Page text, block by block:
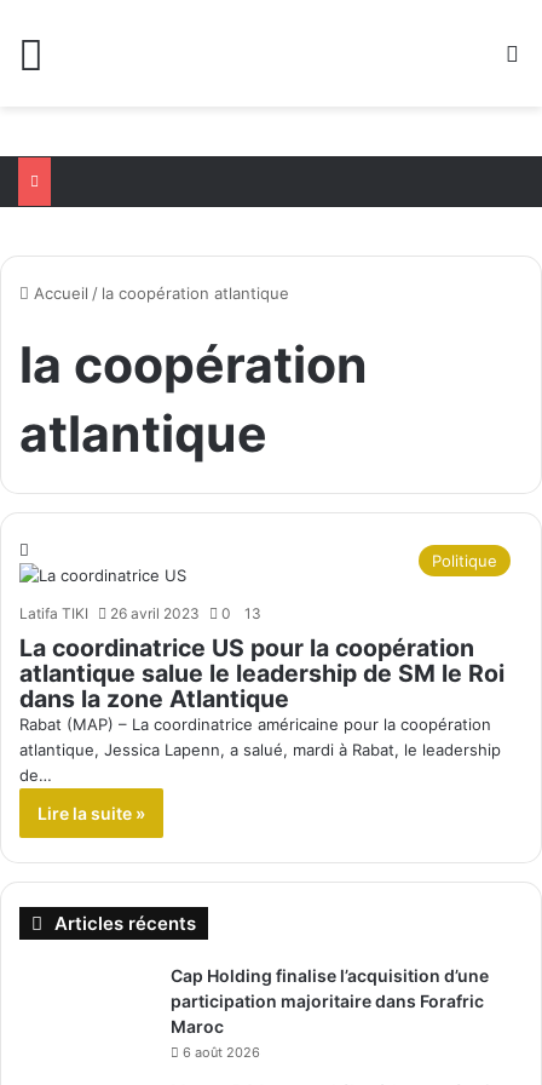
Accueil / la coopération atlantique
la coopération
atlantique
Politique
Latifa TIKI 26 avril 2023 0 13
La coordinatrice US pour la coopération
atlantique salue le leadership de SM le Roi
dans la zone Atlantique
Rabat (MAP) – La coordinatrice américaine pour la coopération
atlantique, Jessica Lapenn, a salué, mardi à Rabat, le leadership
de…
Lire la suite »
Articles récents
Cap Holding finalise l’acquisition d’une
participation majoritaire dans Forafric
Maroc
6 août 2026